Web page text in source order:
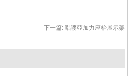
下一篇: 唱嘜亞加力座枱展示架